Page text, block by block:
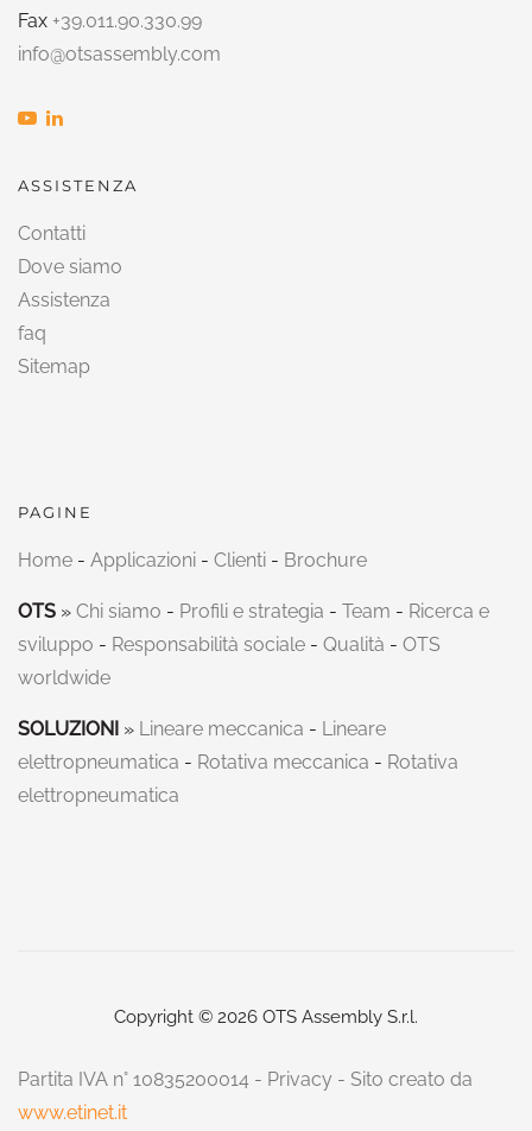
Fax +39.011.90.330.99
info@otsassembly.com
ASSISTENZA
Contatti
Dove siamo
Assistenza
faq
Sitemap
PAGINE
Home - Applicazioni - Clienti - Brochure
OTS » Chi siamo - Profili e strategia - Team - Ricerca e
sviluppo - Responsabilità sociale - Qualità - OTS
worldwide
SOLUZIONI » Lineare meccanica - Lineare
elettropneumatica - Rotativa meccanica - Rotativa
elettropneumatica
Copyright © 2026 OTS Assembly S.r.l.
Partita IVA n° 10835200014 - Privacy - Sito creato da
www.etinet.it